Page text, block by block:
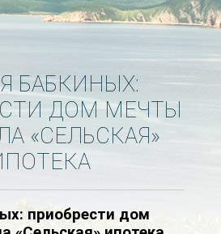
БАБКИНЫХ:
ДОМ МЕЧТЫ
«СЕЛЬСКАЯ»
приобрести дом